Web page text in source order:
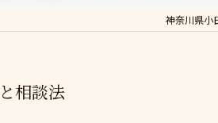
神奈川県小
相談法